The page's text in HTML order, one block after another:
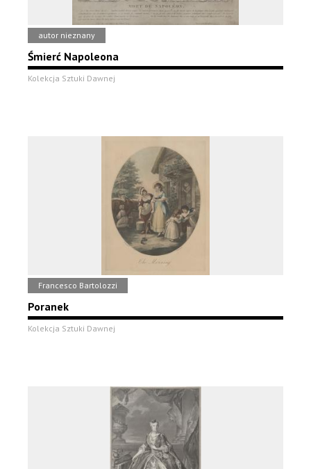
autor nieznany
Śmierć Napoleona
Kolekcja Sztuki Dawnej
Francesco Bartolozzi
Poranek
Kolekcja Sztuki Dawnej